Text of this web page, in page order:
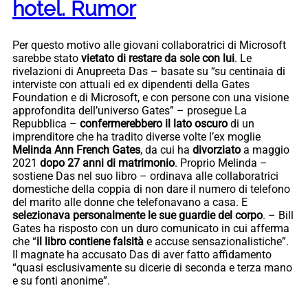
hotel. Rumor
Per questo motivo alle giovani collaboratrici di Microsoft
sarebbe stato vietato di restare da sole con lui. Le
rivelazioni di Anupreeta Das – basate su “su centinaia di
interviste con attuali ed ex dipendenti della Gates
Foundation e di Microsoft, e con persone con una visione
approfondita dell’universo Gates” – prosegue La
Repubblica – confermerebbero il lato oscuro di un
imprenditore che ha tradito diverse volte l’ex moglie
Melinda Ann French Gates, da cui ha divorziato a maggio
2021 dopo 27 anni di matrimonio. Proprio Melinda –
sostiene Das nel suo libro – ordinava alle collaboratrici
domestiche della coppia di non dare il numero di telefono
del marito alle donne che telefonavano a casa. E
selezionava personalmente le sue guardie del corpo. – Bill
Gates ha risposto con un duro comunicato in cui afferma
che “il libro contiene falsità e accuse sensazionalistiche”.
Il magnate ha accusato Das di aver fatto affidamento
“quasi esclusivamente su dicerie di seconda e terza mano
e su fonti anonime”.